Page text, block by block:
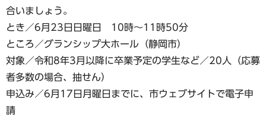
合いましょう。
とき／6月23日日曜日 10時～11時50分
ところ／グランシップ大ホール（静岡市）
対象／令和8年3月以降に卒業予定の学生など／20人（応募
者多数の場合、抽せん）
申込み／6月17日月曜日までに、市ウェブサイトで電子申
請